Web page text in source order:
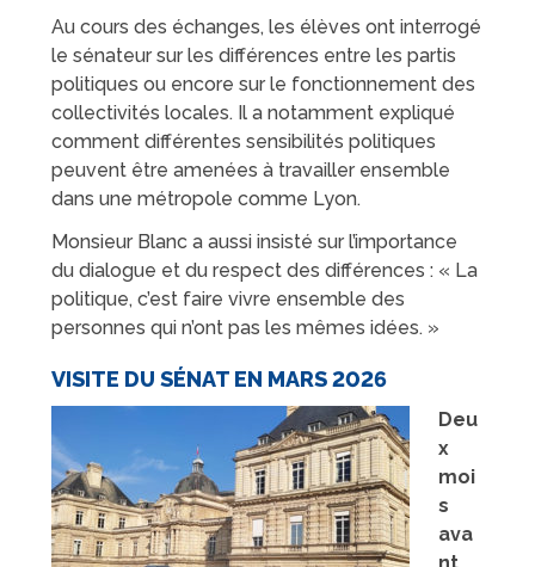
Au cours des échanges, les élèves ont interrogé
le sénateur sur les différences entre les partis
politiques ou encore sur le fonctionnement des
collectivités locales. Il a notamment expliqué
comment différentes sensibilités politiques
peuvent être amenées à travailler ensemble
dans une métropole comme Lyon.
Monsieur Blanc a aussi insisté sur l’importance
du dialogue et du respect des différences : « La
politique, c’est faire vivre ensemble des
personnes qui n’ont pas les mêmes idées. »
VISITE DU SÉNAT EN MARS 2026
Deu
x
moi
s
ava